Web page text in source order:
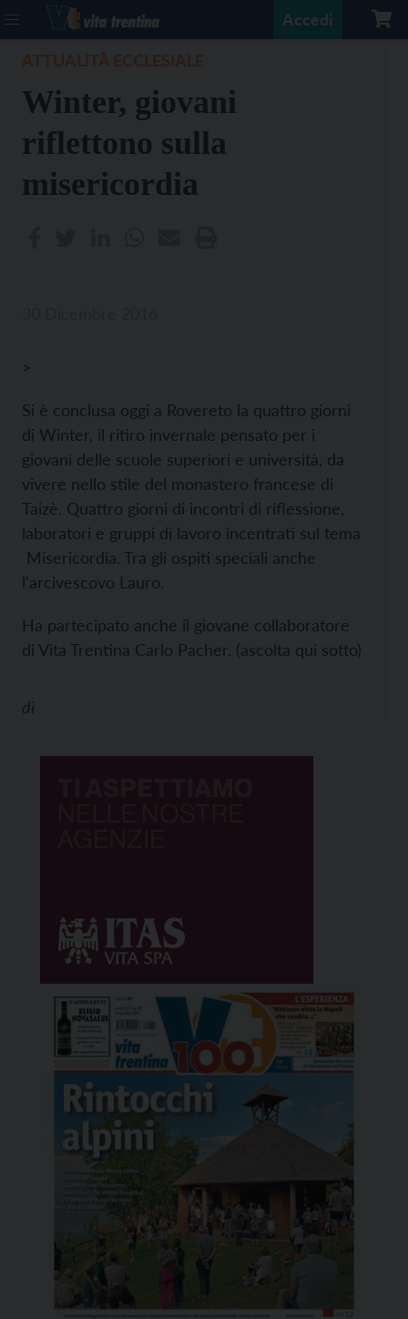
Accedi
Winter, giovani
riflettono sulla
misericordia
>
Si è conclusa oggi a Rovereto la quattro giorni
di Winter, il ritiro invernale pensato per i
giovani delle scuole superiori e università, da
vivere nello stile del monastero francese di
Taizè. Quattro giorni di incontri di riflessione,
laboratori e gruppi di lavoro incentrati sul tema
Misericordia. Tra gli ospiti speciali anche
l’arcivescovo Lauro.
Ha partecipato anche il giovane collaboratore
di Vita Trentina Carlo Pacher. (ascolta qui sotto)
di